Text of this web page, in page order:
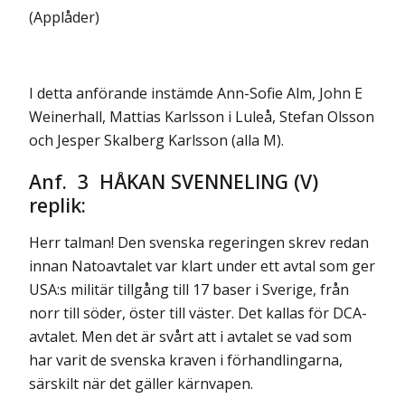
(Applåder)
I detta anförande instämde Ann-Sofie Alm, John E
Weinerhall, Mattias Karlsson i Luleå, Stefan Olsson
och Jesper Skalberg Karlsson (alla M).
Anf. 3 HÅKAN SVENNELING (V)
replik:
Herr talman! Den svenska regeringen skrev redan
innan Natoavtalet var klart under ett avtal som ger
USA:s militär tillgång till 17 baser i Sverige, från
norr till söder, öster till väster. Det kallas för DCA-
avtalet. Men det är svårt att i avtalet se vad som
har varit de svenska kraven i förhandlingarna,
särskilt när det gäller kärnvapen.